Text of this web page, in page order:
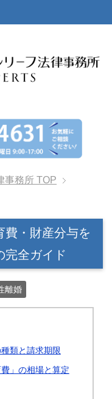
事務所 TOP
費・財産分与を
完全ガイド
離婚
類と請求期限
」の相場と算定